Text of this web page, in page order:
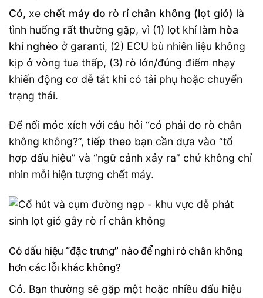
Có, xe chết máy do rò rỉ chân không (lọt gió) là
tình huống rất thường gặp, vì (1) lọt khí làm hòa
khí nghèo ở garanti, (2) ECU bù nhiên liệu không
kịp ở vòng tua thấp, (3) rò lớn/đúng điểm nhạy
khiến động cơ dễ tắt khi có tải phụ hoặc chuyển
trạng thái.
Để nối móc xích với câu hỏi “có phải do rò chân
không không?”, tiếp theo bạn cần dựa vào “tổ
hợp dấu hiệu” và “ngữ cảnh xảy ra” chứ không chỉ
nhìn mỗi hiện tượng chết máy.
Có dấu hiệu “đặc trưng” nào để nghi rò chân không
hơn các lỗi khác không?
Có. Bạn thường sẽ gặp một hoặc nhiều dấu hiệu